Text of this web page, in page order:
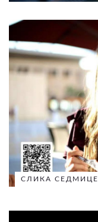
СЛИКА СЕДМИЦЕ